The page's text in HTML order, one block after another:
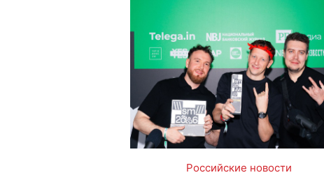
Российские новости